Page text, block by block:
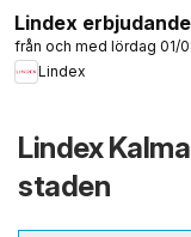
Lindex
från och med lördag 01/
Lindex
Lindex
staden